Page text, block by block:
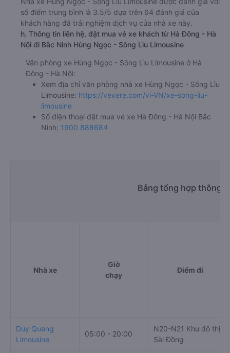
g. Review, đánh giá chất lượng xe Hùng Ngọc - Sông Lìu
Limousine
Nhà xe Hùng Ngọc - Sông Lìu Limousine được đánh giá với
số điểm trung bình là 3.5/5 dựa trên 64 đánh giá của
khách hàng đã trải nghiệm dịch vụ của nhà xe này.
h. Thông tin liên hệ, đặt mua vé xe khách từ Hà Đông - Hà
Nội đi Bắc Ninh Hùng Ngọc - Sông Lìu Limousine
Văn phòng xe Hùng Ngọc - Sông Lìu Limousine ở Hà
Đông - Hà Nội:
Xem địa chỉ văn phòng nhà xe Hùng Ngọc - Sông Lìu
Limousine: https://vexere.com/vi-VN/xe-song-liu-